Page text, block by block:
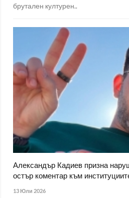
брутален културен..
Александър Кадиев призна
остър коментар към
13 Юли 2026